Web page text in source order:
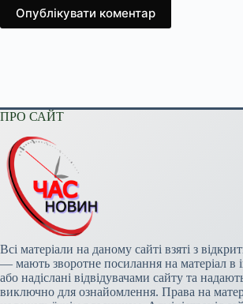
Опублікувати коментар
ПРО САЙТ
Всі матеріали на даному сайті взяті з
— мають зворотне посилання на матеріал в
або надіслані відвідувачами сайту та
виключно для ознайомлення. Права на